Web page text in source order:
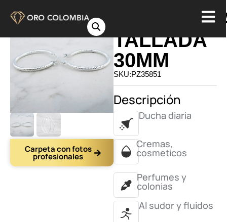
Carpeta con fotos
profesionales
TALLADA
30MM
SKU:PZ35851
Descripción
Ducha diaria
Cremas,
cosmeticos
Perfumes y
colonias
Al sudor y fluidos